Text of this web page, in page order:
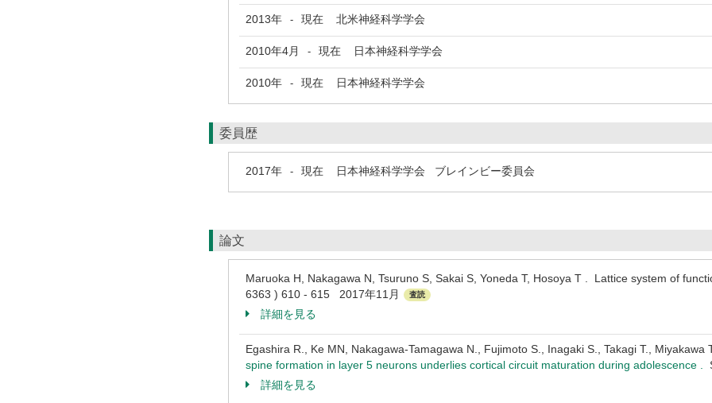
2013年 - 現在 北米神経科学学会
2010年4月 - 現在 日本神経科学学会
2010年 - 現在 日本神経科学学会
委員歴
2017年 - 現在 日本神経科学学会 ブレインビー委員会
論文
Maruoka H, Nakagawa N, Tsuruno S, Sakai S, Yoneda T, Hosoya T . Lattice system of
6363 ) 610 - 615 2017年11月
査読
詳細を見る
Egashira R., Ke MN, Nakagawa-Tamagawa N., Fujimoto S., Inagaki S., Takagi T., Miyakawa
spine formation in layer 5 neurons underlies cortical circuit maturation during adolescence .
詳細を見る